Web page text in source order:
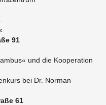
91
und die Kooperation
bei Dr. Norman
61